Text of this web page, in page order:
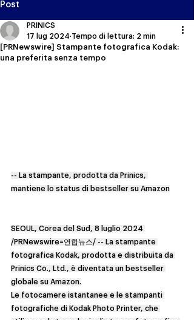
Post
[PRNewswire] Stampante fotografica Kodak:
una preferita senza tempo
PRINICS
17 lug 2024 Tempo di lettura: 2 min
-- La stampante, prodotta da Prinics,
mantiene lo status di bestseller su Amazon
SEOUL, Corea del Sud, 8 luglio 2024
/PRNewswire=연합뉴스/ -- La stampante
fotografica Kodak, prodotta e distribuita da
Prinics Co., Ltd., è diventata un bestseller
globale su Amazon.
Le fotocamere istantanee e le stampanti
fotografiche di Kodak Photo Printer, che